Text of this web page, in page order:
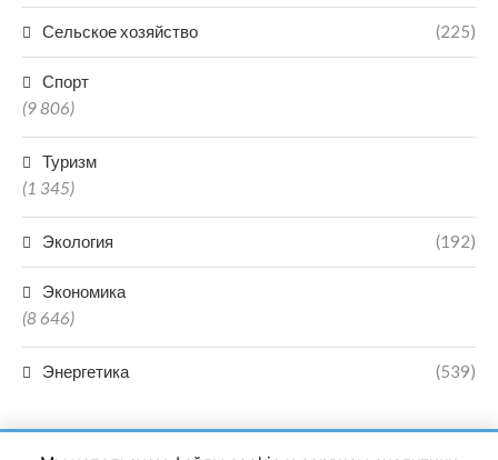
Сельское хозяйство (225)
Спорт
(9 806)
Туризм
(1 345)
Экология (192)
Экономика
(8 646)
Энергетика (539)